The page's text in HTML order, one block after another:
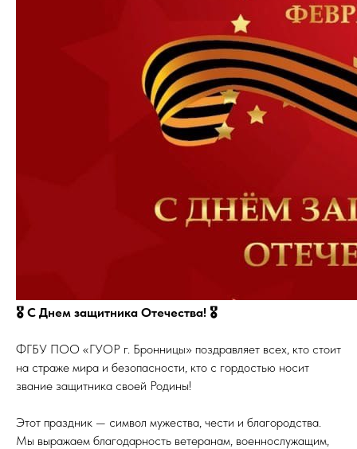
🎖️ С Днем защитника Отечества! 🎖️
ФГБУ ПОО «ГУОР г. Бронницы» поздравляет всех, кто стоит
на страже мира и безопасности, кто с гордостью носит
звание защитника своей Родины!
Этот праздник — символ мужества, чести и благородства.
Мы выражаем благодарность ветеранам, военнослужащим,